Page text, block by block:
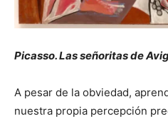
Picasso. Las señoritas de
A pesar de la obviedad,
nuestra propia percepción